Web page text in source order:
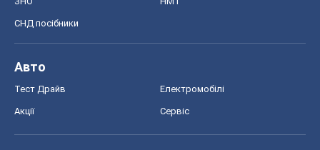
СНД посібники
Авто
Тест Драйв Електромобілі
Акції Сервіс